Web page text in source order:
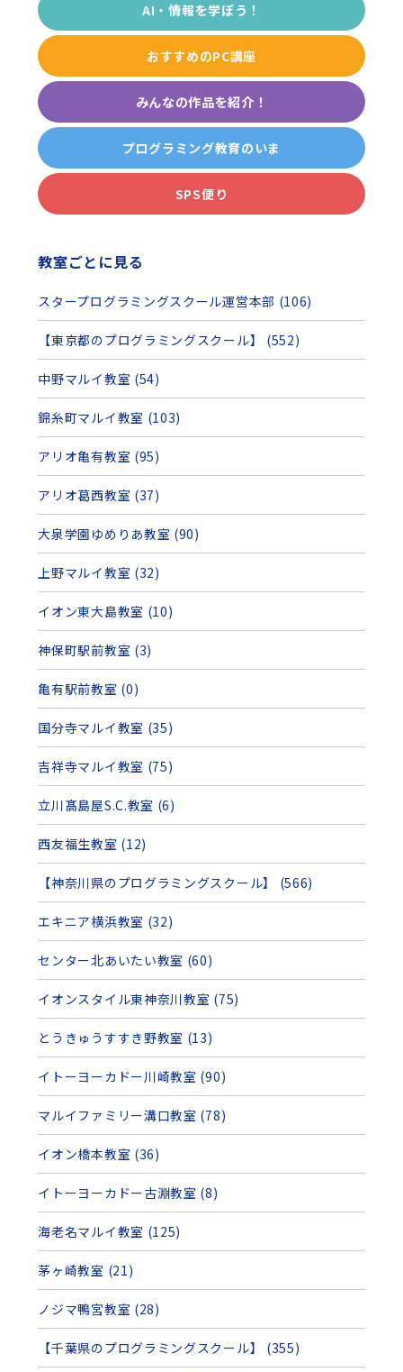
AI・情報を学ぼう！
おすすめのPC講座
みんなの作品を紹介！
プログラミング教育のいま
SPS便り
教室ごとに見る
スタープログラミングスクール運営本部 (106)
【東京都のプログラミングスクール】 (552)
中野マルイ教室 (54)
錦糸町マルイ教室 (103)
アリオ亀有教室 (95)
アリオ葛西教室 (37)
大泉学園ゆめりあ教室 (90)
上野マルイ教室 (32)
イオン東大島教室 (10)
神保町駅前教室 (3)
亀有駅前教室 (0)
国分寺マルイ教室 (35)
吉祥寺マルイ教室 (75)
立川髙島屋S.C.教室 (6)
西友福生教室 (12)
【神奈川県のプログラミングスクール】 (566)
エキニア横浜教室 (32)
センター北あいたい教室 (60)
イオンスタイル東神奈川教室 (75)
とうきゅうすすき野教室 (13)
イトーヨーカドー川崎教室 (90)
マルイファミリー溝口教室 (78)
イオン橋本教室 (36)
イトーヨーカドー古淵教室 (8)
海老名マルイ教室 (125)
茅ヶ崎教室 (21)
ノジマ鴨宮教室 (28)
【千葉県のプログラミングスクール】 (355)